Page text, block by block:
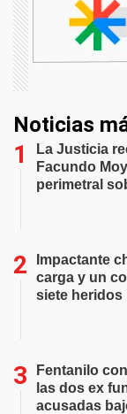
Noticias
La Justicia
Facundo
perimetral
Impactante
carga y un
siete heridos
Fentanilo
las dos ex
acusadas